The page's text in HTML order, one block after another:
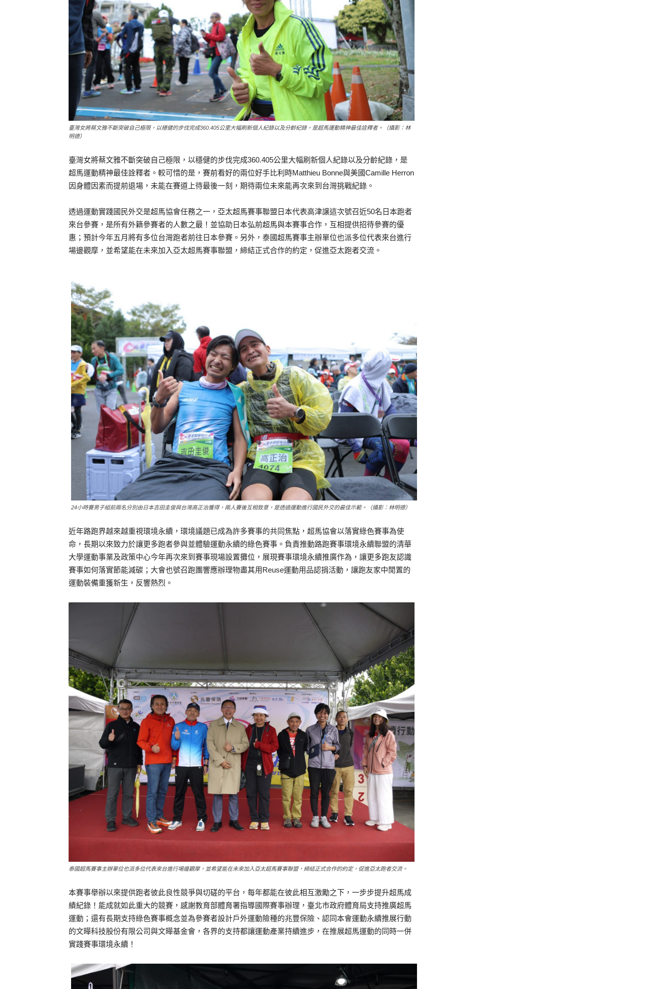
臺灣女將蔡文雅不斷突破自己極限，以穩健的步伐完成360.405公里大幅刷新個人紀錄以及分齡紀錄，是超馬運動精神最佳詮釋者。（攝影：林
明德）
臺灣女將蔡文雅不斷突破自己極限，以穩健的步伐完成360.405公里大幅刷新個人紀錄以及分齡紀錄，是
超馬運動精神最佳詮釋者。較可惜的是，賽前看好的兩位好手比利時Matthieu Bonne與美國Camille Herron
因身體因素而提前退場，未能在賽道上待最後一刻，期待兩位未來能再次來到台灣挑戰紀錄。
透過運動實踐國民外交是超馬協會任務之一，亞太超馬賽事聯盟日本代表高津譲這次號召近50名日本跑者
來台參賽，是所有外籍參賽者的人數之最！並協助日本弘前超馬與本賽事合作，互相提供招待參賽的優
惠；預計今年五月將有多位台灣跑者前往日本參賽。另外，泰國超馬賽事主辦單位也派多位代表來台進行
場邊觀摩，並希望能在未來加入亞太超馬賽事聯盟，締結正式合作的約定，促進亞太跑者交流。
24小時賽男子組前兩名分別由日本吉田圭俊與台灣高正治獲得，兩人賽後互相致意，是透過運動進行國民外交的最佳示範。（攝影：林明德）
近年路跑界越來越重視環境永續，環境議題已成為許多賽事的共同焦點，超馬協會以落實綠色賽事為使
命，長期以來致力於讓更多跑者參與並體驗運動永續的綠色賽事。負責推動路跑賽事環境永續聯盟的清華
大學運動事業及政策中心今年再次來到賽事現場設置攤位，展現賽事環境永續推廣作為，讓更多跑友認識
賽事如何落實節能減碳；大會也號召跑團響應辦理物盡其用Reuse運動用品認捐活動，讓跑友家中閒置的
運動裝備重獲新生，反響熱烈。
泰國超馬賽事主辦單位也派多位代表來台進行場邊觀摩，並希望能在未來加入亞太超馬賽事聯盟，締結正式合作的約定，促進亞太跑者交流。
本賽事舉辦以來提供跑者彼此良性競爭與切磋的平台，每年都能在彼此相互激勵之下，一步步提升超馬成
績紀錄！能成就如此重大的競賽，感謝教育部體育署指導國際賽事辦理，臺北市政府體育局支持推廣超馬
運動；還有長期支持綠色賽事概念並為參賽者設計戶外運動險種的兆豐保險、認同本會運動永續推展行動
的文曄科技股份有限公司與文曄基金會，各界的支持都讓運動產業持續進步，在推展超馬運動的同時一併
實踐賽事環境永續！